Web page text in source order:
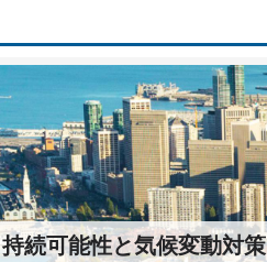
持続可能性と気候変動対策